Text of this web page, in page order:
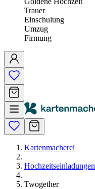
Trauer
Einschulung
Umzug
Firmung
Kartenmacherei
|
Hochzeitseinladungen
|
Twogether